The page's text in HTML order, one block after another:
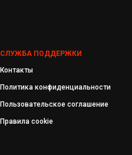
СЛУЖБА ПОДДЕРЖКИ
Контакты
Политика конфиденциальности
Пользовательское соглашение
Правила cookie